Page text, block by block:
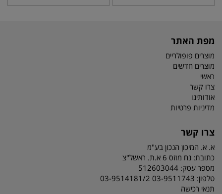
מפת האתר
מוצרים פופולריים
מוצרים חדשים
ראשי
צרו קשר
אודותינו
מדיניות פרטיות
צרו קשר
א. א. המיכון הנכון בע"מ
כתובת: נח מוזס 6 א.ת. ראשל"צ
מספר עסק: 512603044
טלפון: 03-9511743 03-9514181/2
תנאי רכישה